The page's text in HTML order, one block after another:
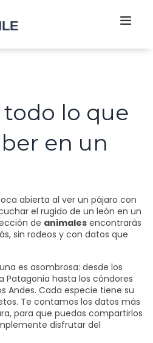
lo que
en un
abierta al ver un pájaro con
el rugido de un león en un
de animales encontrarás
sin rodeos y con datos que
es asombrosa: desde los
Patagonia hasta los cóndores
Andes. Cada especie tiene su
Te contamos los datos más
para que puedas compartirlos
disfrutar del